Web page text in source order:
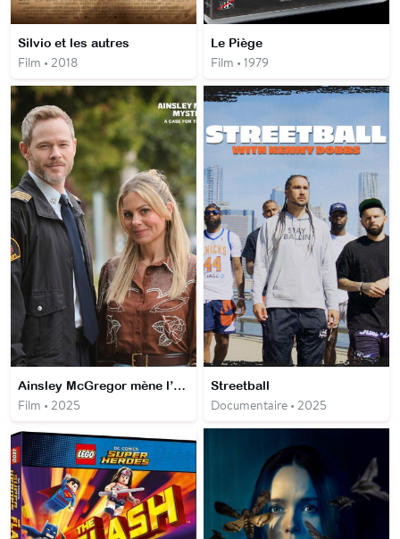
Silvio et les autres
Film • 2018
Le Piège
Film • 1979
Ainsley McGregor mène l’enquête : l’Affaire de l’Horloger
Film • 2025
Streetball
Documentaire • 2025